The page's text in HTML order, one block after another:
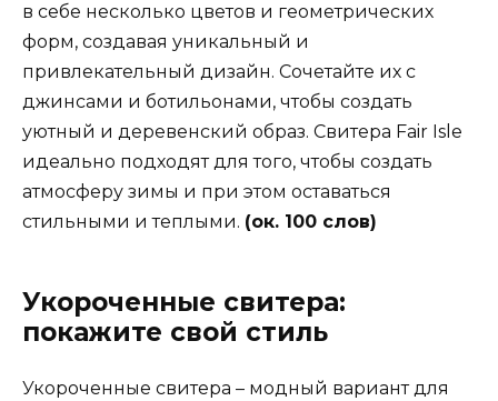
в себе несколько цветов и геометрических
форм, создавая уникальный и
привлекательный дизайн. Сочетайте их с
джинсами и ботильонами, чтобы создать
уютный и деревенский образ. Свитера Fair Isle
идеально подходят для того, чтобы создать
атмосферу зимы и при этом оставаться
стильными и теплыми. (ок. 100 слов)
Укороченные свитера:
покажите свой стиль
Укороченные свитера – модный вариант для